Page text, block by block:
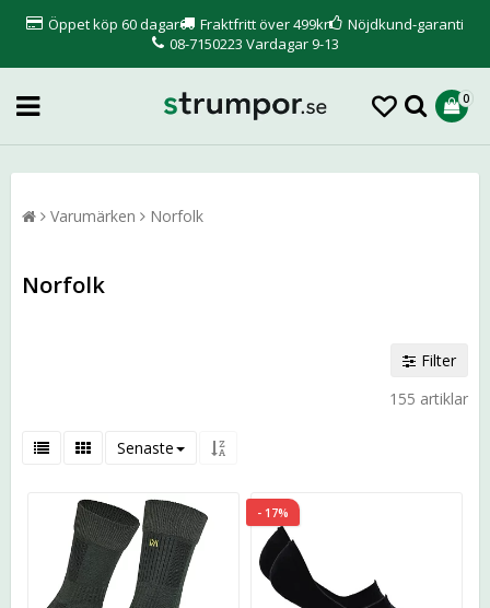
Öppet köp 60 dagar Fraktfritt över 499kr
Nöjdkund-garanti
08-7150223 Vardagar 9-13
0
Varumärken Norfolk
Norfolk
Filter
155 artiklar
Senaste
- 17%